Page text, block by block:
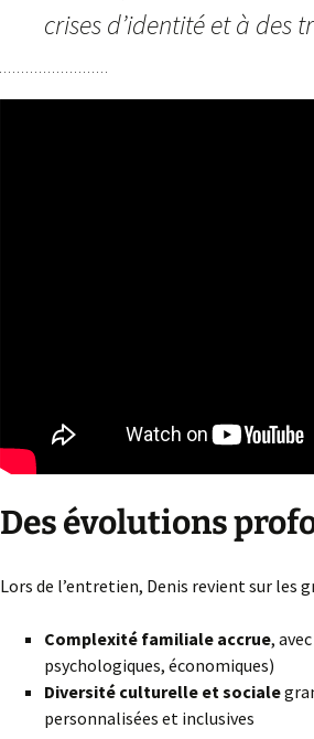
crises d’identité et à des
Des évolutions
Lors de l’entretien, Denis revient sur les
Complexité familiale accrue,
psychologiques, économiques)
Diversité culturelle et sociale
personnalisées et inclusives